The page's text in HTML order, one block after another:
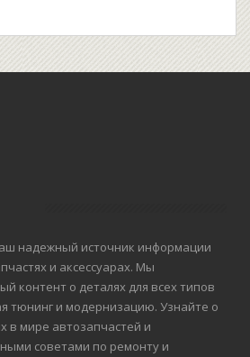
надежный источник информации
и аксессуарах. Мы
контент о деталях для всех типов
тюнинг и модернизацию. Узнайте о
в мире автозапчастей и
советами по ремонту и